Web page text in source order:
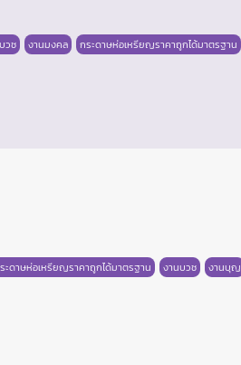
วช งานมงคล กระดาษห่อเหรียญราคาถูกได้มาตรฐาน
ะดาษห่อเหรียญราคาถูกได้มาตรฐาน งานบวช งานบุญ